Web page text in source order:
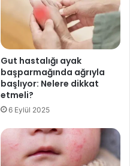
Gut hastalığı ayak
başparmağında ağrıyla
başlıyor: Nelere dikkat
etmeli?
6 Eylül 2025